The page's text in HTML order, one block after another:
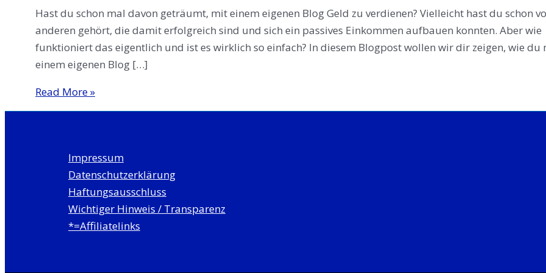
Hast du schon mal davon geträumt, mit einem eigenen Blog Geld zu verdienen? Vielleicht hast du schon
anderen gehört, die damit erfolgreich sind und sich ein passives Einkommen aufbauen konnten. Aber wie
funktioniert das eigentlich und ist es wirklich so einfach? In diesem Blogpost wollen wir dir zeigen, wie du
einem eigenen Blog […]
Mit
Blog
Erfahrungen
Read More »
Impressum
Datenschutzerklärung
Haftungsausschluss
Wichtiger Hinweis / Transparenz
*=Affiliatelinks